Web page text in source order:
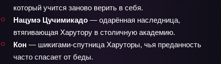
который учится заново верить в себя.
Нацумэ Цучимикадо — одарённая наследница,
втягивающая Харутору в столичную академию.
Кон — шикигами‑спутница Харуторы, чья преданность
часто спасает от беды.